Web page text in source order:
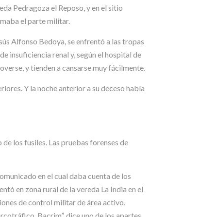
Pedragoza el Reposo, y en el sitio
el parte militar.
Alfonso Bedoya, se enfrentó a las tropas
insuficiencia renal y, según el hospital de
y tienden a cansarse muy fácilmente.
Y la noche anterior a su deceso había
los fusiles. Las pruebas forenses de
en el cual daba cuenta de los
en zona rural de la vereda La India en el
de control militar de área activo,